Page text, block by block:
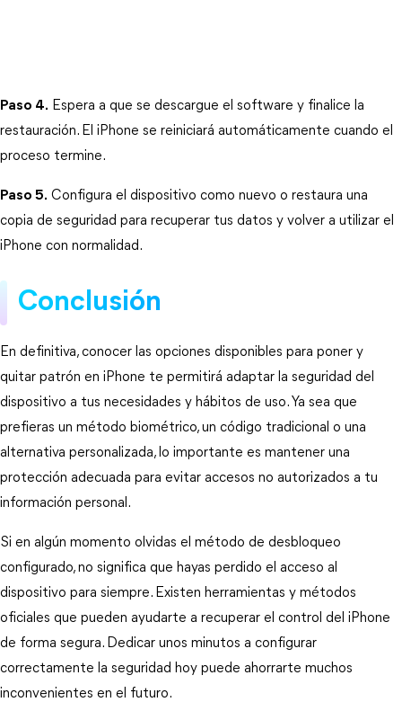
Paso 4. Espera a que se descargue el software y finalice la
restauración. El iPhone se reiniciará automáticamente cuando el
proceso termine.
Paso 5. Configura el dispositivo como nuevo o restaura una
copia de seguridad para recuperar tus datos y volver a utilizar el
iPhone con normalidad.
Conclusión
En definitiva, conocer las opciones disponibles para poner y
quitar patrón en iPhone te permitirá adaptar la seguridad del
dispositivo a tus necesidades y hábitos de uso. Ya sea que
prefieras un método biométrico, un código tradicional o una
alternativa personalizada, lo importante es mantener una
protección adecuada para evitar accesos no autorizados a tu
información personal.
Si en algún momento olvidas el método de desbloqueo
configurado, no significa que hayas perdido el acceso al
dispositivo para siempre. Existen herramientas y métodos
oficiales que pueden ayudarte a recuperar el control del iPhone
de forma segura. Dedicar unos minutos a configurar
correctamente la seguridad hoy puede ahorrarte muchos
inconvenientes en el futuro.